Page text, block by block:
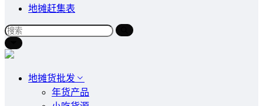
地摊赶集表
地摊货批发
年货产品